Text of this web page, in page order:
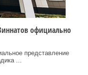
официально
представление
...